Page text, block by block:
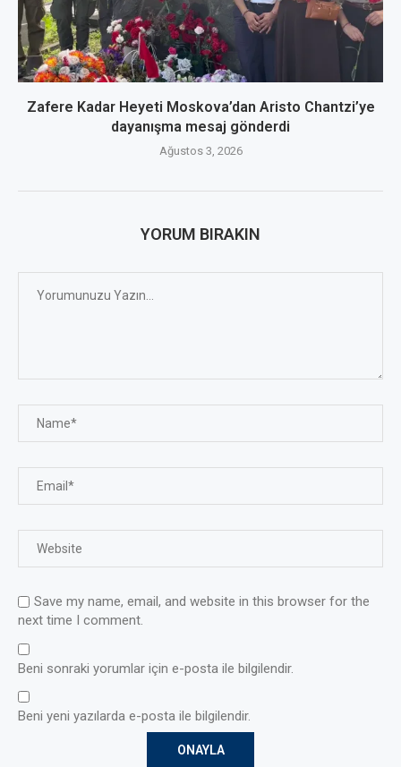
Zafere Kadar Heyeti Moskova’dan Aristo Chantzi’ye
dayanışma mesaj gönderdi
Ağustos 3, 2026
YORUM BIRAKIN
Save my name, email, and website in this browser for the
next time I comment.
Beni sonraki yorumlar için e-posta ile bilgilendir.
Beni yeni yazılarda e-posta ile bilgilendir.